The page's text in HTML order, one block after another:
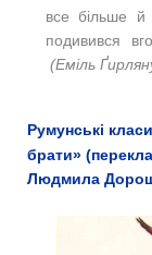
все більше й
подивився
(Еміль
Румунські
брати»
Людмила